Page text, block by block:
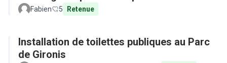
Fabien 5 Retenue
Installation de toilettes publiques au Parc
de Gironis